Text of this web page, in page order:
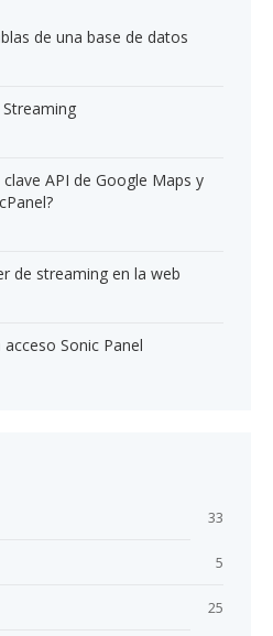
de una base de datos
API de Google Maps y
de streaming en la web
Sonic Panel
33
5
25